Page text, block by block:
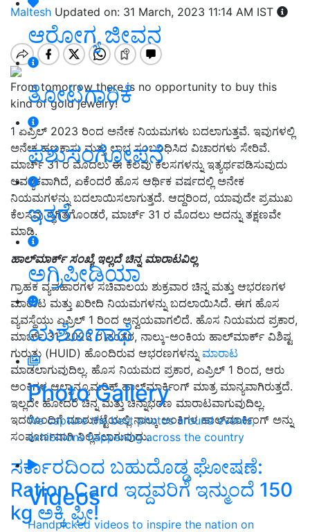
ಆರೋಗ್ಯ ಜೀವನ
ತೋಟಗಾರಿಕೆ
ಪಶುಸಂಗೋಪನೆ
ಇತರೆ
ಅಗ್ರಿಪೀಡಿಯಾ
ಯಶೋಗಾಥೆ
Photo Gallery
We capture the best photos around events,
exhibitions happening across the country
Videos
Handpicked videos to inspire the nation on
Maltesh Updated on: 31 March, 2023 11:14 AM IST
From tomorrow there is no opportunity to buy this
kind of gold jewelry!
1 ಏಪ್ರಿಲ್ 2023 ರಿಂದ ಅನೇಕ ನಿಯಮಗಳು ಬದಲಾಗುತ್ತವೆ. ಇವುಗಳಲ್ಲಿ
ಅನೇಕ ಹಣಕಾಸು ಮತ್ತು ಲಾಭ ಸಂಬಂಧಿಸಿದ ವಿಚಾರಗಳು ಸೇರಿವೆ.
ಮಾರ್ಚ್ 31 ರ ಮೊದಲು ಈ ಕೆಲವು ಕೆಲಸಗಳನ್ನು ಇತ್ಯರ್ಥಪಡಿಸುವುದು
ಅವಶ್ಯಕವಾಗಿದೆ, ಏಕೆಂದರೆ ಹೊಸ ಆರ್ಥಿಕ ವರ್ಷದಲ್ಲಿ ಅನೇಕ
ನಿಯಮಗಳನ್ನು ಬದಲಾಯಿಸಲಾಗುತ್ತದೆ. ಆದ್ದರಿಂದ, ಯಾವುದೇ ಪ್ರಮುಖ
ಕೆಲಸವು ಸ್ಥಗಿತಗೊಂಡರೆ, ಮಾರ್ಚ್ 31 ರ ಮೊದಲು ಅದನ್ನು ತಕ್ಷಣವೇ
ಮಾಡಿ.
ಹಾಲ್‌ಮಾರ್ಕ್ ಸಂಖ್ಯೆ ಇಲ್ಲದೆ ಚಿನ್ನ ಮಾರಾಟವಿಲ್ಲ
ಗ್ರಾಹಕ ವ್ಯವಹಾರಗಳ ಸಚಿವಾಲಯ ಶುಕ್ರವಾರ ಚಿನ್ನ ಮತ್ತು ಆಭರಣಗಳ
ಮಾರಾಟ ಮತ್ತು ಖರೀದಿ ನಿಯಮಗಳನ್ನು ಬದಲಾಯಿಸಿದೆ. ಈಗ ಹೊಸ
ವ್ಯವಸ್ಥೆಯು ಏಪ್ರಿಲ್ 1 ರಿಂದ ಅನ್ವಯವಾಗಲಿದೆ. ಹೊಸ ನಿಯಮದ ಪ್ರಕಾರ,
ಮಾರ್ಚ್ 31, 2023 ರ ನಂತರ, ನಾಲ್ಕು-ಅಂಕಿಯ ಹಾಲ್‌ಮಾರ್ಕ್ ವಿಶಿಷ್ಟ
ಗುರುತು (HUID) ಹೊಂದಿರುವ ಆಭರಣಗಳನ್ನು ಮಾರಾಟ
ಮಾಡಲಾಗುವುದಿಲ್ಲ. ಹೊಸ ನಿಯಮದ ಪ್ರಕಾರ, ಏಪ್ರಿಲ್ 1 ರಿಂದ, ಆರು
ಅಂಕಿಗಳ ಆಲ್ಫಾನ್ಯೂಮರಿಕ್ ಹಾಲ್‌ಮಾರ್ಕಿಂಗ್ ಮಾತ್ರ ಮಾನ್ಯವಾಗಿರುತ್ತದೆ.
ಇಲ್ಲದೇ ಹೋದರೆ ಚಿನ್ನ ಮತ್ತು ಚಿನ್ನಾಭರಣ ಮಾರಾಟವಾಗುವುದಿಲ್ಲ.
ಇದರೊಂದಿಗೆ ಮಾರುಕಟ್ಟೆಯಲ್ಲಿ ನಾಲ್ಕು ಅಂಕಿಗಳ ಹಾಲ್‌ಮಾರ್ಕಿಂಗ್ ಅನ್ನು
ಸಂಪೂರ್ಣವಾಗಿ ನಿಲ್ಲಿಸಲಾಗುವುದು.
ಸರ್ಕಾರದಿಂದ ಬಹುದೊಡ್ಡ ಘೋಷಣೆ:
Ration Card ಇದ್ದವರಿಗೆ ಇನ್ಮುಂದೆ 150
kg ಅಕ್ಕಿ ಫ್ರೀ!